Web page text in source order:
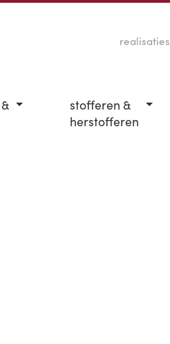
realisaties
stofferen &
herstofferen